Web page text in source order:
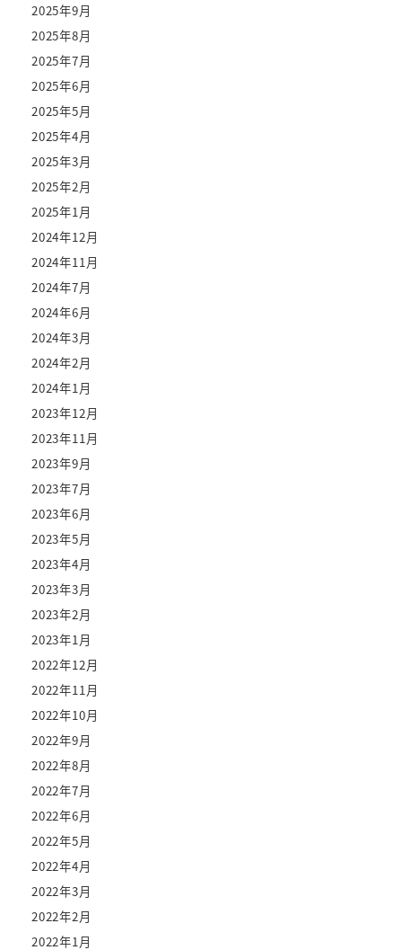
2025年9月
2025年8月
2025年7月
2025年6月
2025年5月
2025年4月
2025年3月
2025年2月
2025年1月
2024年12月
2024年11月
2024年7月
2024年6月
2024年3月
2024年2月
2024年1月
2023年12月
2023年11月
2023年9月
2023年7月
2023年6月
2023年5月
2023年4月
2023年3月
2023年2月
2023年1月
2022年12月
2022年11月
2022年10月
2022年9月
2022年8月
2022年7月
2022年6月
2022年5月
2022年4月
2022年3月
2022年2月
2022年1月